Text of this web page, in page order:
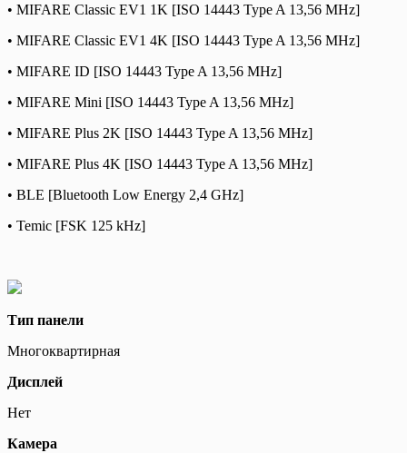
• MIFARE Classic EV1 1K [ISO 14443 Type A 13,56 MHz]
• MIFARE Classic EV1 4K [ISO 14443 Type A 13,56 MHz]
• MIFARE ID [ISO 14443 Type A 13,56 MHz]
• MIFARE Mini [ISO 14443 Type A 13,56 MHz]
• MIFARE Plus 2K [ISO 14443 Type A 13,56 MHz]
• MIFARE Plus 4K [ISO 14443 Type A 13,56 MHz]
• BLE [Bluetooth Low Energy 2,4 GHz]
• Temic [FSK 125 kHz]
Тип панели
Многоквартирная
Дисплей
Нет
Камера